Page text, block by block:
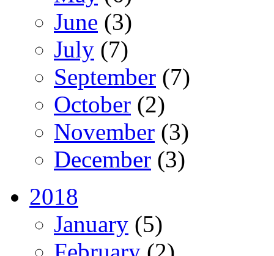
June (3)
July (7)
September (7)
October (2)
November (3)
December (3)
2018
January (5)